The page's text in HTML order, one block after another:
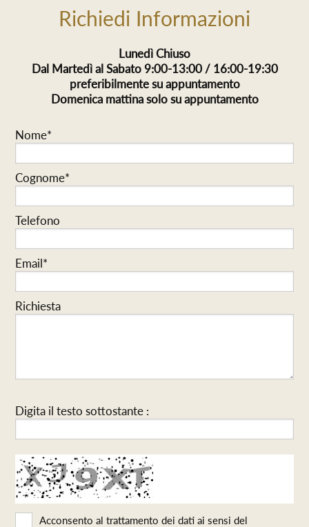
Richiedi Informazioni
Lunedì Chiuso
Dal Martedì al Sabato 9:00-13:00 / 16:00-19:30
preferibilmente su appuntamento
Domenica mattina solo su appuntamento
Nome*
Cognome*
Telefono
Email*
Richiesta
Digita il testo sottostante :
Acconsento al trattamento dei dati ai sensi del